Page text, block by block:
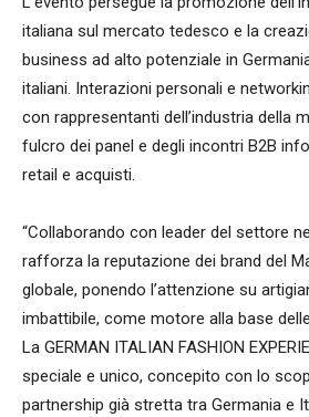
italiana sul mercato tedesco e la
business ad alto potenziale in
italiani. Interazioni personali e
con rappresentanti dell’industria della
fulcro dei panel e degli incontri B2B
retail e acquisti.
“Collaborando con leader del settore
rafforza la reputazione dei brand del
globale, ponendo l’attenzione su
imbattibile, come motore alla base
La GERMAN ITALIAN FASHION
speciale e unico, concepito con lo
partnership già stretta tra Germania e